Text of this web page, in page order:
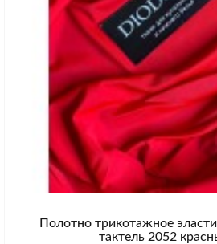
Полотно трикотажное
тактель 2052